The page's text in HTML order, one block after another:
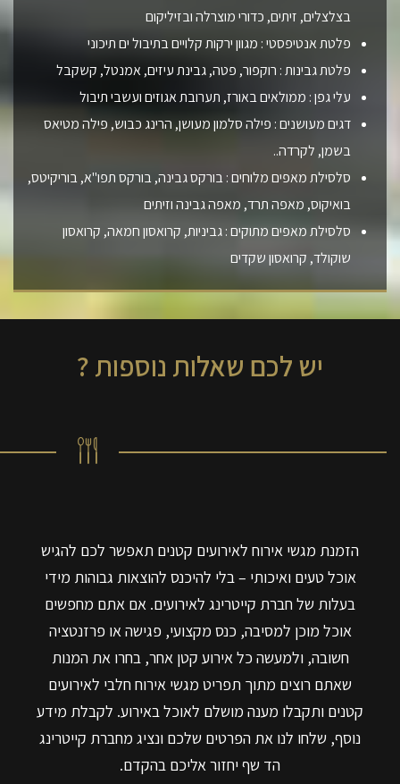
בצלצלים, זיתים, כדורי מוצרלה ובזיליקום
פלטת אנטיפסטי : מגוון ירקות קלויים בתיבול ים תיכוני
פלטת גבינות : רוקפור, פטה, גבינת עיזים, אמנטל, קשקבל
עלי גפן : ממולאים באורז, תערובת אגוזים ועשבי תיבול
דגים מעושנים : פילה סלמון מעושן, הרינג כבוש, פילה מטיאס
בשמן, לקרדה..
סלסילת מאפים מלוחים : בורקס גבינה, בורקס תפו"א, בוריקיטס,
בואיקוס, מאפה תרד, מאפה גבינה וזיתים
סלסילת מאפים מתוקים : גביניות, קרואסון חמאה, קרואסון
שוקולד, קרואסון שקדים
יש לכם שאלות נוספות ?
הזמנת מגשי אירוח לאירועים קטנים תאפשר לכם להגיש
אוכל טעים ואיכותי – בלי להיכנס להוצאות גבוהות מידי
בעלות של חברת קייטרינג לאירועים. אם אתם מחפשים
אוכל מוכן למסיבה, כנס מקצועי, פגישה או פרזנטציה
חשובה, ולמעשה כל אירוע קטן אחר, בחרו את המנות
שאתם רוצים מתוך תפריט מגשי אירוח חלבי לאירועים
קטנים ותקבלו מענה מושלם לאוכל באירוע. לקבלת מידע
נוסף, שלחו לנו את הפרטים שלכם ונציג מחברת קייטרינג
הד שף יחזור אליכם בהקדם.